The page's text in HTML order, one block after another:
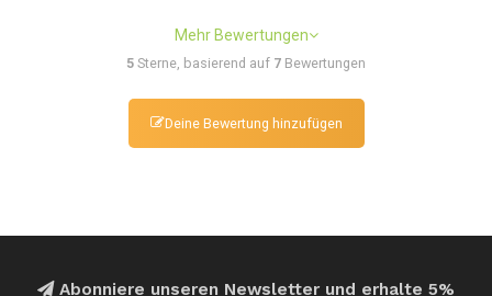
Mehr Bewertungen
5 Sterne, basierend auf 7 Bewertungen
Deine Bewertung hinzufügen
Abonniere unseren Newsletter und erhalte 5%